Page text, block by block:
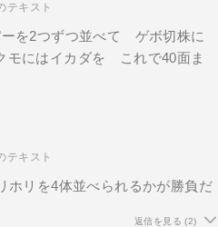
テキスト
を2つずつ並べて ゲボ切株に
にはイカダを これで40面ま
テキスト
リを4体並べられるかが勝負だ
返信を見る (2)